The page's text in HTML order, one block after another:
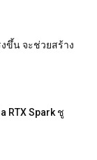
ขึ้น จะช่วยสร้าง
RTX Spark ชู